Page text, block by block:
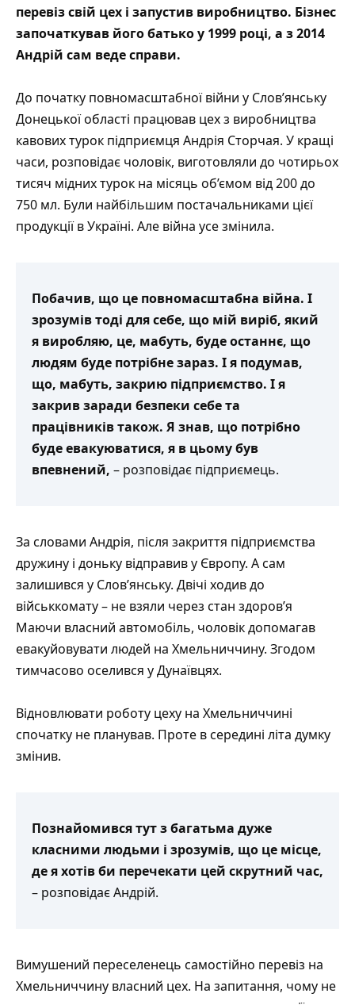
перевіз свій цех і запустив виробництво. Бізнес
започаткував його батько у 1999 році, а з 2014
Андрій сам веде справи.
До початку повномасштабної війни у Слов’янську
Донецької області працював цех з виробництва
кавових турок підприємця Андрія Сторчая. У кращі
часи, розповідає чоловік, виготовляли до чотирьох
тисяч мідних турок на місяць об’ємом від 200 до
750 мл. Були найбільшим постачальниками цієї
продукції в Україні. Але війна усе змінила.
Побачив, що це повномасштабна війна. І
зрозумів тоді для себе, що мій виріб, який
я виробляю, це, мабуть, буде останнє, що
людям буде потрібне зараз. І я подумав,
що, мабуть, закрию підприємство. І я
закрив заради безпеки себе та
працівників також. Я знав, що потрібно
буде евакуюватися, я в цьому був
впевнений, – розповідає підприємець.
За словами Андрія, після закриття підприємства
дружину і доньку відправив у Європу. А сам
залишився у Слов’янську. Двічі ходив до
військкомату – не взяли через стан здоров’я
Маючи власний автомобіль, чоловік допомагав
евакуйовувати людей на Хмельниччину. Згодом
тимчасово оселився у Дунаївцях.
Відновлювати роботу цеху на Хмельниччині
спочатку не планував. Проте в середині літа думку
змінив.
Познайомився тут з багатьма дуже
класними людьми і зрозумів, що це місце,
де я хотів би перечекати цей скрутний час,
– розповідає Андрій.
Вимушений переселенець самостійно перевіз на
Хмельниччину власний цех. На запитання, чому не